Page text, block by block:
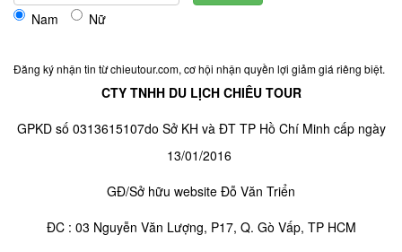
Nam Nữ
Đăng ký nhận tin từ chieutour.com, cơ hội nhận quyền lợi giảm giá riêng biệt.
CTY TNHH DU LỊCH CHIÊU TOUR
GPKD số 0313615107do Sở KH và ĐT TP Hồ Chí Minh cấp ngày
13/01/2016
GĐ/Sở hữu website Đỗ Văn Triển
ĐC : 03 Nguyễn Văn Lượng, P17, Q. Gò Vấp, TP HCM